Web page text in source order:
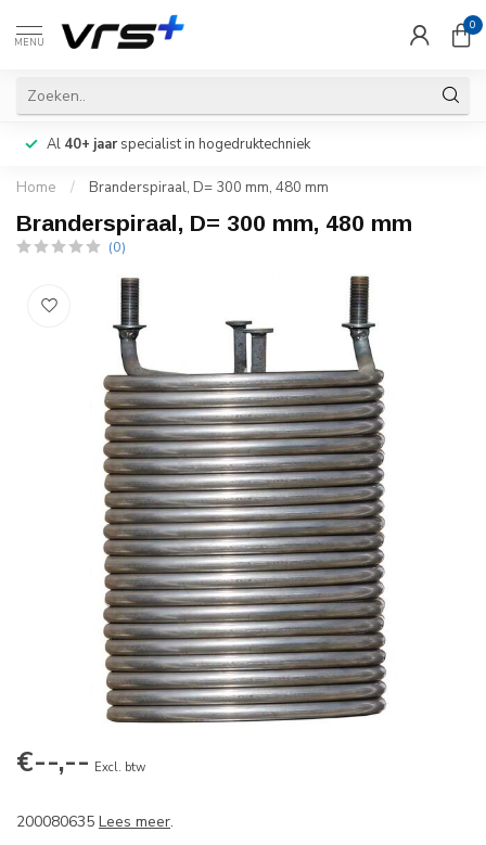
MENU
0
Al 40+ jaarspecialist in hogedruktechniek
Home / Branderspiraal, D= 300 mm, 480 mm
Branderspiraal, D= 300 mm, 480 mm
(0)
€--,-- Excl. btw
200080635 Lees meer.